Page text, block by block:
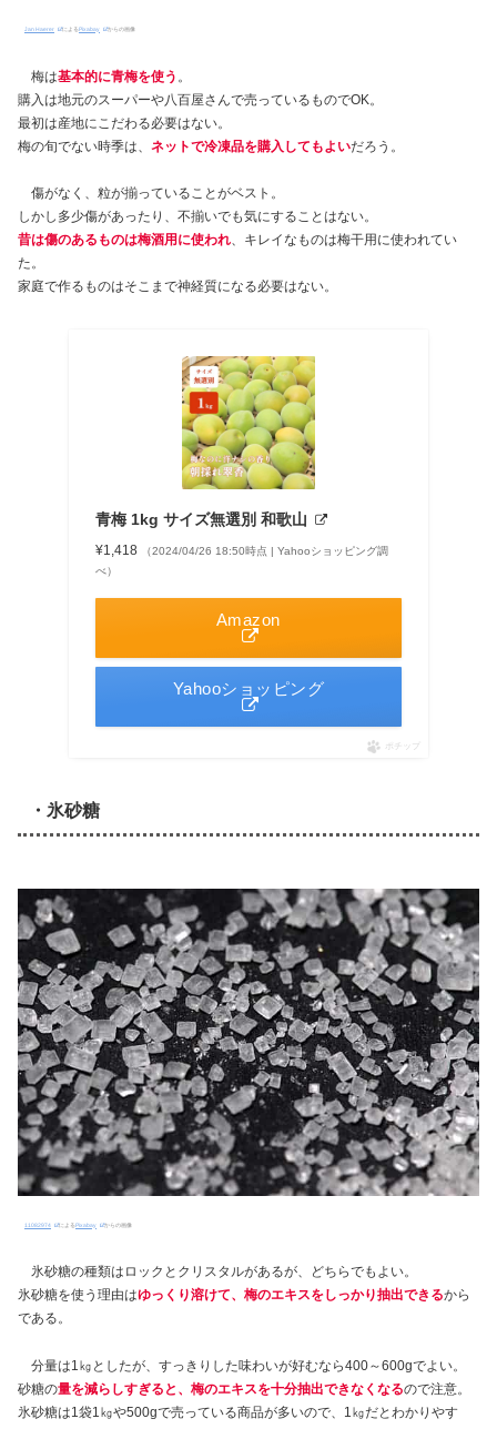
Jan Haerer によるPixabay からの画像
梅は基本的に青梅を使う 。
購入は地元のスーパーや八百屋さんで売っているものでOK。
最初は産地にこだわる必要はない。
梅の旬でない時季は、 ネットで冷凍品を購入してもよいだろう。
傷がなく、粒が揃っていることがベスト。
しかし多少傷があったり、不揃いでも気にすることはない。
昔は傷のあるものは梅酒用に使われ、キレイなものは梅干用に使われてい
た。
家庭で作るものはそこまで神経質になる必要はない。
青梅 1kg サイズ無選別 和歌山
¥1,418
（2024/04/26 18:50時点 | Yahooショッピング調
べ）
Amazon
Yahooショッピング
ポチップ
・氷砂糖
11082974 によるPixabay からの画像
氷砂糖の種類はロックとクリスタルがあるが、どちらでもよい。
氷砂糖を使う理由はゆっくり溶けて、梅のエキスをしっかり抽出できるから
である。
分量は1㎏としたが、すっきりした味わいが好むなら400～600gでよい。
砂糖の量を減らしすぎると、梅のエキスを十分抽出できなくなるので注意。
氷砂糖は1袋1㎏や500gで売っている商品が多いので、1㎏だとわかりやす